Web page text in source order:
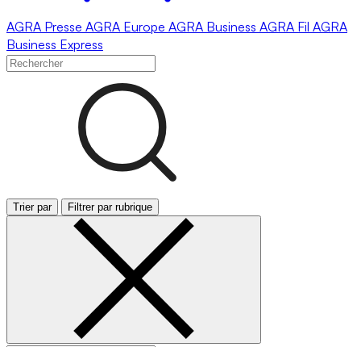
AGRA Presse AGRA Europe AGRA Business AGRA Fil AGRA
Business Express
Trier par Filtrer par rubrique